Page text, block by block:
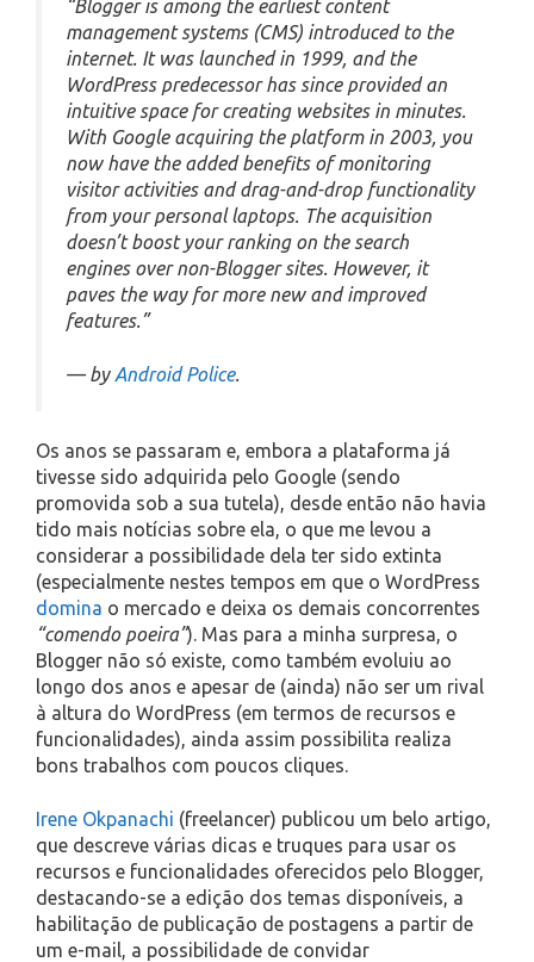
“Blogger is among the earliest content
management systems (CMS) introduced to the
internet. It was launched in 1999, and the
WordPress predecessor has since provided an
intuitive space for creating websites in minutes.
With Google acquiring the platform in 2003, you
now have the added benefits of monitoring
visitor activities and drag-and-drop functionality
from your personal laptops. The acquisition
doesn’t boost your ranking on the search
engines over non-Blogger sites. However, it
paves the way for more new and improved
features.”
— by Android Police.
Os anos se passaram e, embora a plataforma já
tivesse sido adquirida pelo Google (sendo
promovida sob a sua tutela), desde então não havia
tido mais notícias sobre ela, o que me levou a
considerar a possibilidade dela ter sido extinta
(especialmente nestes tempos em que o WordPress
domina o mercado e deixa os demais concorrentes
“comendo poeira”). Mas para a minha surpresa, o
Blogger não só existe, como também evoluiu ao
longo dos anos e apesar de (ainda) não ser um rival
à altura do WordPress (em termos de recursos e
funcionalidades), ainda assim possibilita realiza
bons trabalhos com poucos cliques.
Irene Okpanachi (freelancer) publicou um belo artigo,
que descreve várias dicas e truques para usar os
recursos e funcionalidades oferecidos pelo Blogger,
destacando-se a edição dos temas disponíveis, a
habilitação de publicação de postagens a partir de
um e-mail, a possibilidade de convidar